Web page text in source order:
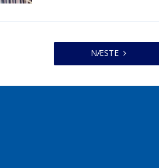
NÆSTE